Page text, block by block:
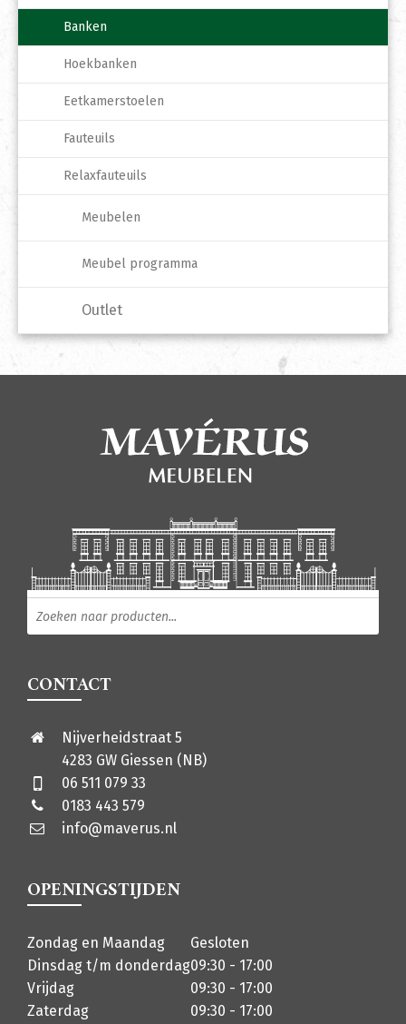
Banken
Hoekbanken
Eetkamerstoelen
Fauteuils
Relaxfauteuils
Meubelen
Meubel programma
Outlet
CONTACT
Nijverheidstraat 5
4283 GW Giessen (NB)
06 511 079 33
0183 443 579
info@maverus.nl
OPENINGSTIJDEN
Zondag en Maandag
Gesloten
Dinsdag t/m donderdag09:30 - 17:00
Vrijdag
09:30 - 17:00
Zaterdag
09:30 - 17:00